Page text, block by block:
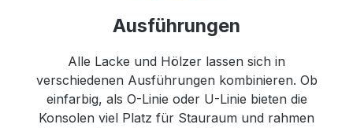
Ausführungen
Alle Lacke und Hölzer lassen sich in
verschiedenen Ausführungen kombinieren. Ob
einfarbig, als O-Linie oder U-Linie bieten die
Konsolen viel Platz für Stauraum und rahmen